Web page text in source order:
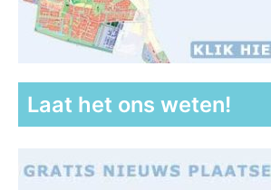
Laat het ons weten!